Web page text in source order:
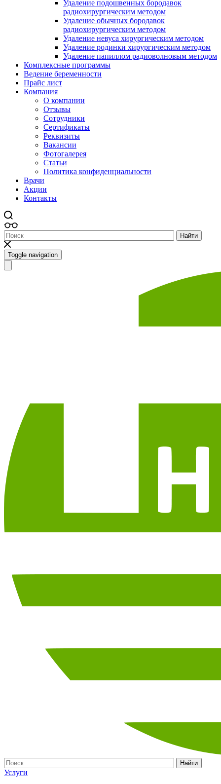
Удаление подошвенных бородавок
радиохирургическим методом
Удаление обычных бородавок
радиохирургическим методом
Удаление невуса хирургическим методом
Удаление родинки хирургическим методом
Удаление папиллом радиоволновым методом
Комплексные программы
Ведение беременности
Прайс лист
Компания
О компании
Отзывы
Сотрудники
Сертификаты
Реквизиты
Вакансии
Фотогалерея
Статьи
Политика конфиденциальности
Врачи
Акции
Контакты
Найти
Toggle navigation
Найти
Услуги